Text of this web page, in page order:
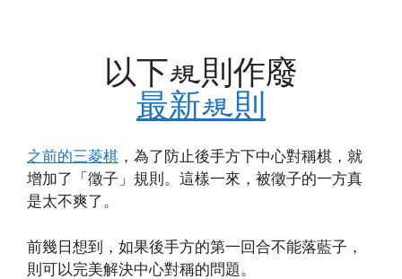
以下規則作廢
最新規則
之前的三菱棋 ，為了防止後手方下中心對稱棋，就
增加了「徵子」規則。這樣一來，被徵子的一方真
是太不爽了。
前幾日想到，如果後手方的第一回合不能落藍子，
則可以完美解決中心對稱的問題。